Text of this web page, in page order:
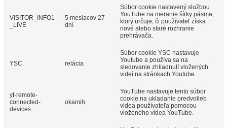
VISITOR_INFO1
_LIVE
5 mesiacov 27
dní
Súbor cookie nastavený službou
YouTube na meranie šírky pásma,
ktorý určuje, či používateľ získa
nové alebo staré rozhranie
prehrávača.
YSC relácia
Súbor cookie YSC nastavuje
Youtube a používa sa na
sledovanie zhliadnutí vložených
videí na stránkach Youtube.
yt-remote-
connected-
devices
okamih
YouTube nastavuje tento súbor
cookie na ukladanie predvolieb
videa používateľa pomocou
vloženého videa YouTube.